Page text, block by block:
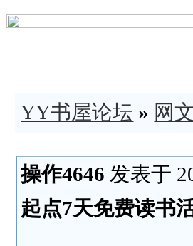
YY书屋论坛 » 网
操作4646 发表于
起点7天免费读书